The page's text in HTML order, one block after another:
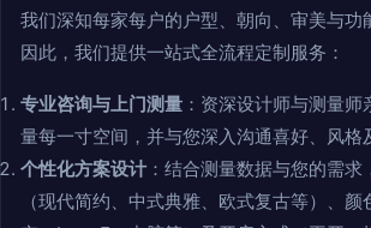
我们深知每家每户的户型、朝向、审美与功
因此，我们提供一站式全流程定制服务：
专业咨询与上门测量 ：资深设计师与测量
量每一寸空间，并与您深入沟通喜好、风格
个性化方案设计 ：结合测量数据与您的需求
（现代简约、中式典雅、欧式复古等）、颜